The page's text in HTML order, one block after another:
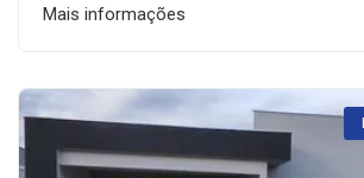
Mais informações